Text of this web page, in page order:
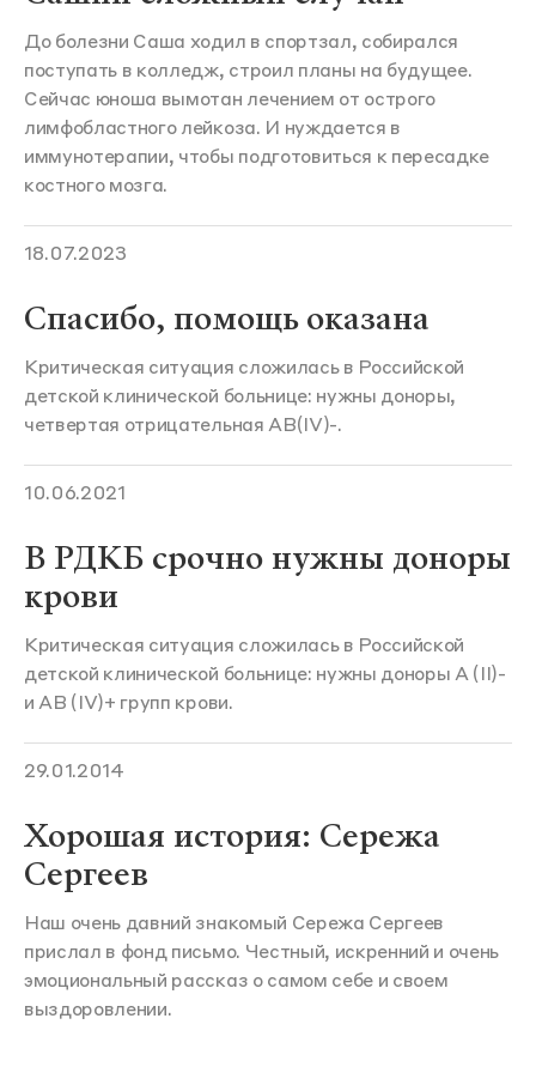
До болезни Саша ходил в спортзал, собирался
поступать в колледж, строил планы на будущее.
Сейчас юноша вымотан лечением от острого
лимфобластного лейкоза. И нуждается в
иммунотерапии, чтобы подготовиться к пересадке
костного мозга.
18.07.2023
Спасибо, помощь оказана
Критическая ситуация сложилась в Российской
детской клинической больнице: нужны доноры,
четвертая отрицательная АВ(IV)-.
10.06.2021
В РДКБ срочно нужны доноры
крови
Критическая ситуация сложилась в Российской
детской клинической больнице: нужны доноры А (II)-
и АВ (IV)+ групп крови.
29.01.2014
Хорошая история: Сережа
Сергеев
Наш очень давний знакомый Сережа Сергеев
прислал в фонд письмо. Честный, искренний и очень
эмоциональный рассказ о самом себе и своем
выздоровлении.